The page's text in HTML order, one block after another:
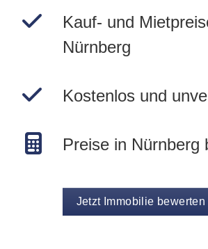
Kauf- und
Nürnberg
Kostenlos und
Preise in Nürnberg
Jetzt Immobilie bewerten